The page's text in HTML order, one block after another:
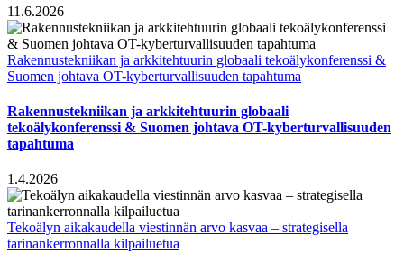
11.6.2026
Rakennustekniikan ja arkkitehtuurin globaali tekoälykonferenssi &
Suomen johtava OT-kyberturvallisuuden tapahtuma
Rakennustekniikan ja arkkitehtuurin globaali
tekoälykonferenssi & Suomen johtava OT-kyberturvallisuuden
tapahtuma
1.4.2026
Tekoälyn aikakaudella viestinnän arvo kasvaa – strategisella
tarinankerronnalla kilpailuetua